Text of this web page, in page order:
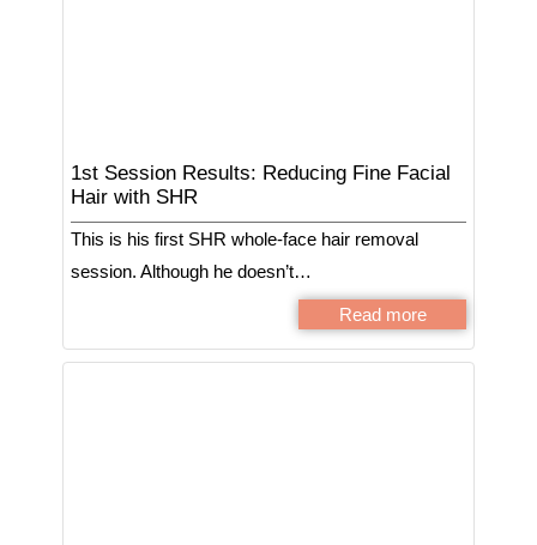
1st Session Results: Reducing Fine Facial
Hair with SHR
This is his first SHR whole-face hair removal
session. Although he doesn’t…
Read more